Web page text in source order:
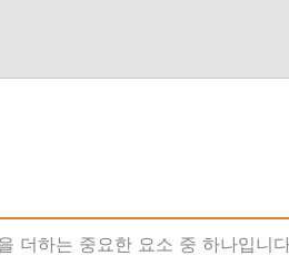
더하는 중요한 요소 중 하나입니